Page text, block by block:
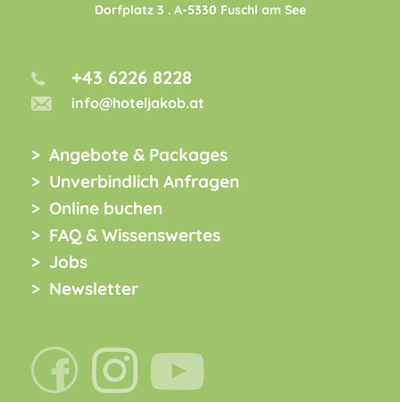
Dorfplatz 3 . A-5330 Fuschl am See
+43 6226 8228
info@hoteljakob.at
Angebote & Packages
Unverbindlich Anfragen
Online buchen
FAQ & Wissenswertes
Jobs
Newsletter